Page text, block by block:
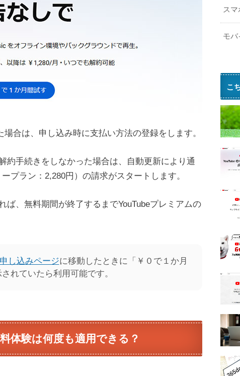
合は、申し込み時に支払い方法の登録をします。
約手続きをしなかった場合は、自動更新により通
プラン：2,280円）の請求がスタートします。
、無料期間が終了するまでYouTubeプレミアムの
し込みページに移動したときに「￥０で１か月
れていたら利用可能です。
体験は何度も適用できる？
スマ
モバ
こ